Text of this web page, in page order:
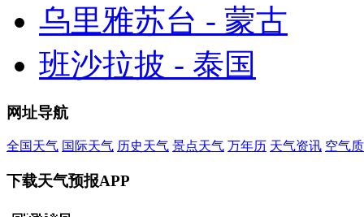
乌里雅苏台 - 蒙古
班沙拉披 - 泰国
网址导航
全国天气 国际天气 历史天气 景点天气 万年历 天气资讯 空气
下载天气预报APP